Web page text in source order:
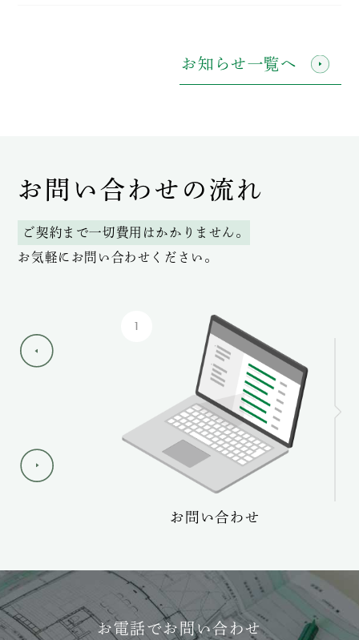
お知らせ一覧へ
お問い合わせの流れ
ご契約まで一切費用はかかりません。
お気軽にお問い合わせください。
1
お問い合わせ
お電話でお問い合わせ